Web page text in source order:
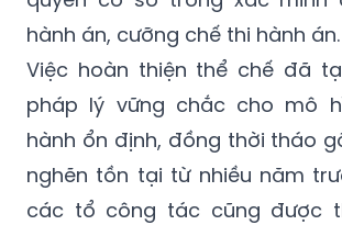
hành án, cưỡng chế thi hành án.
Việc hoàn thiện thể chế đã
pháp lý vững chắc cho mô
hành ổn định, đồng thời tháo
nghẽn tồn tại từ nhiều năm
các tổ công tác cũng được